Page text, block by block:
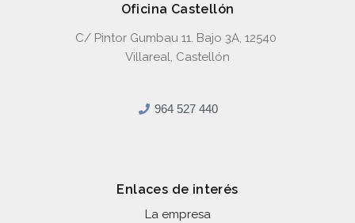
Oficina Castellón
C/ Pintor Gumbau 11. Bajo 3A, 12540
Villareal, Castellón
964 527 440
Enlaces de interés
La empresa